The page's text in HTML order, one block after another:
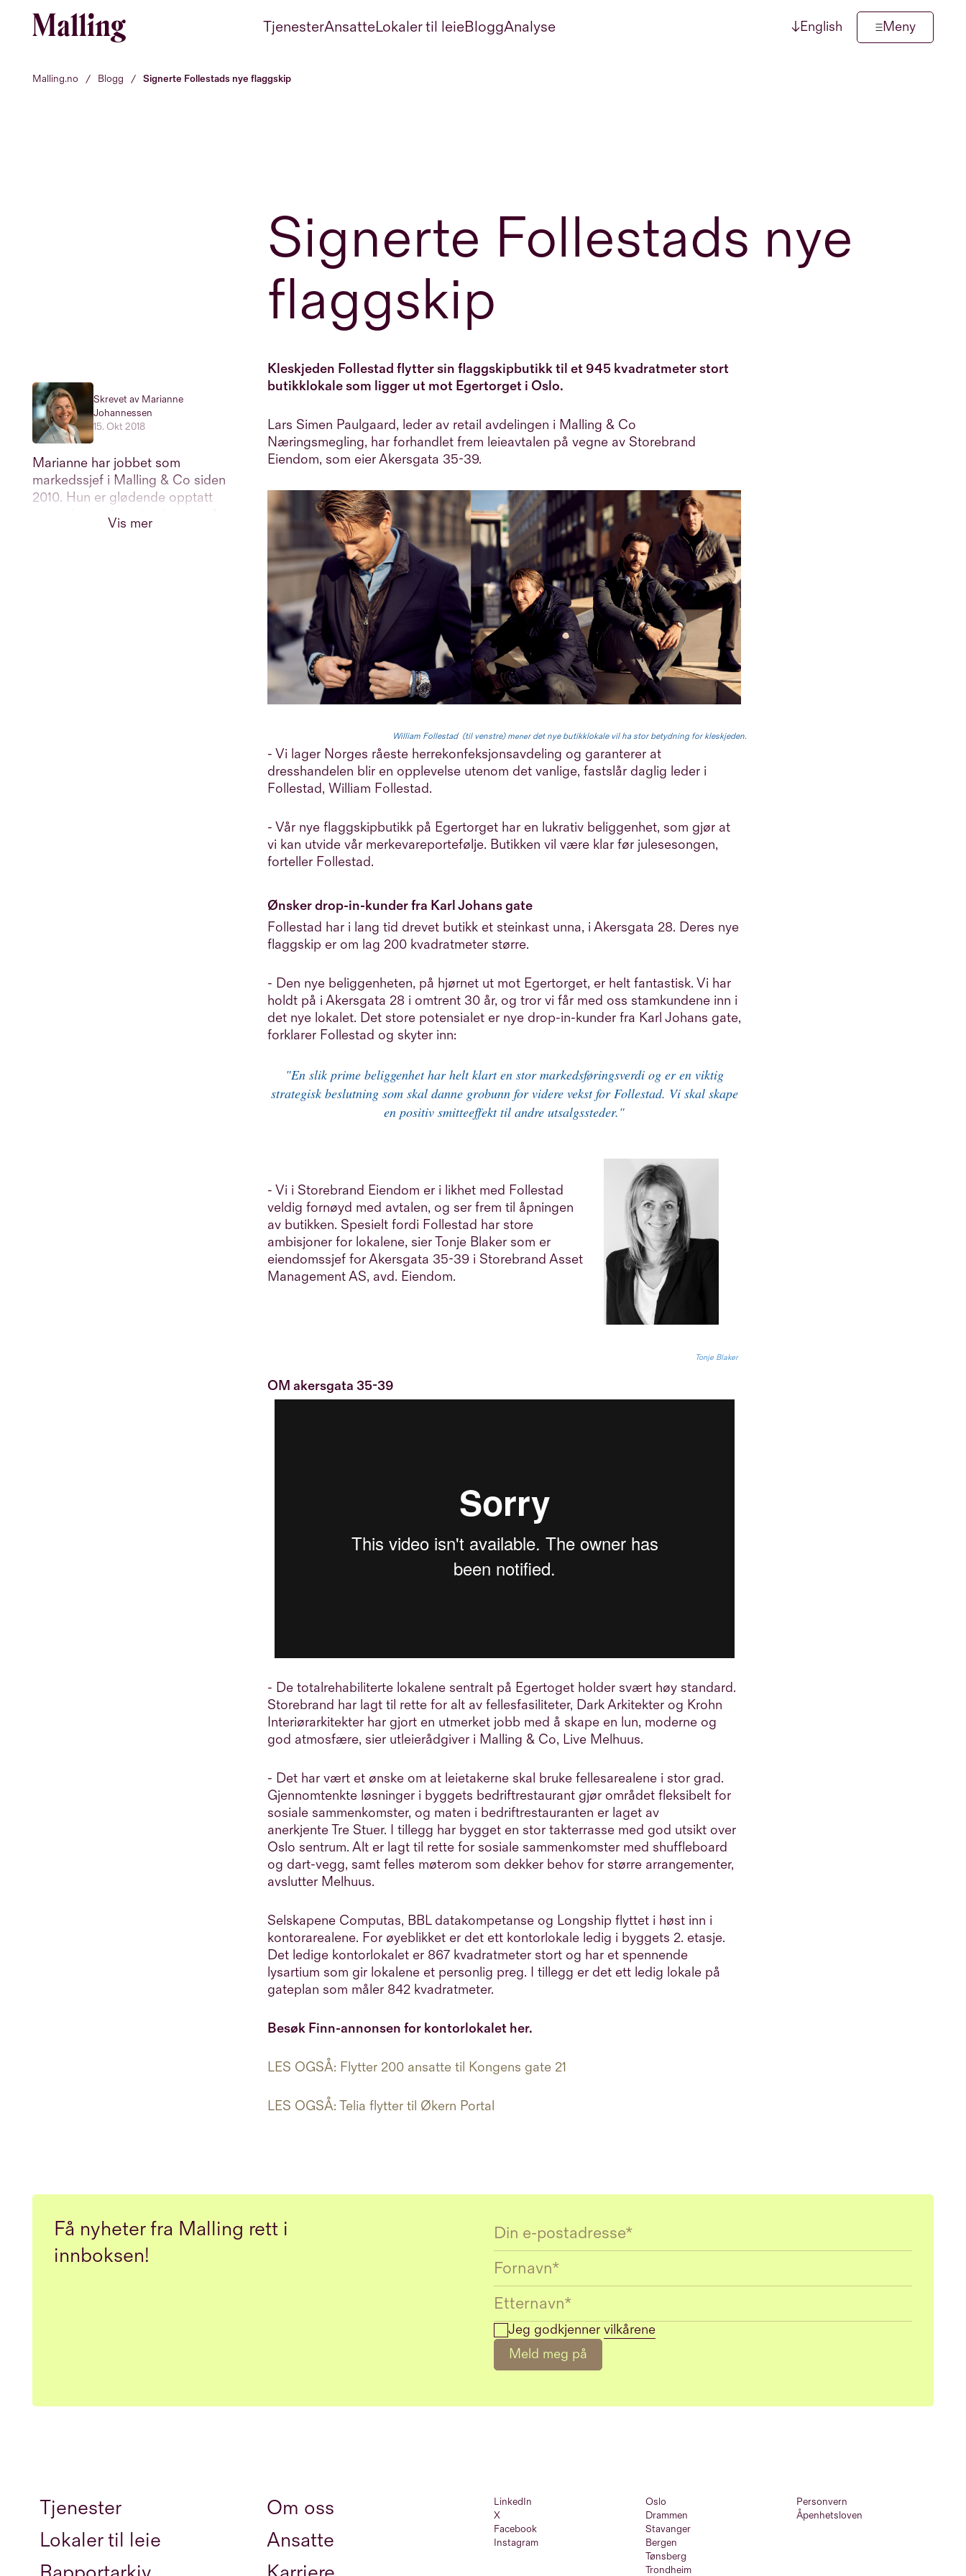
Hopp til innhold TjenesterAnsatteLokaler til leieBloggAnalyse ↓English Meny
Malling.no / Blogg / Signerte Follestads nye flaggskip
Signerte Follestads nye
flaggskip
Skrevet av Marianne
Johannessen
15. Okt 2018
Marianne har jobbet som
markedssjef i Malling & Co siden
2010. Hun er glødende opptatt
av merkevarebygging basert på
samspillet mellom
Vis mer
Kleskjeden Follestad flytter sin flaggskipbutikk til et 945 kvadratmeter stort
butikklokale som ligger ut mot Egertorget i Oslo.
Lars Simen Paulgaard, leder av retail avdelingen i Malling & Co
Næringsmegling, har forhandlet frem leieavtalen på vegne av Storebrand
Eiendom, som eier Akersgata 35-39.
William Follestad (til venstre) mener det nye butikklokale vil ha stor betydning for kleskjeden.
-Vi lager Norges råeste herrekonfeksjonsavdeling og garanterer at
dresshandelen blir en opplevelse utenom det vanlige, fastslår daglig leder i
Follestad, William Follestad.
- Vår nye flaggskipbutikk på Egertorget har en lukrativ beliggenhet, som gjør at
vi kan utvide vår merkevareportefølje. Butikken vil være klar før julesesongen,
forteller Follestad.
Ønsker drop-in-kunder fra Karl Johans gate
Follestad har i lang tid drevet butikk et steinkast unna, i Akersgata 28. Deres nye
flaggskip er om lag 200 kvadratmeter større.
- Den nye beliggenheten, på hjørnet ut mot Egertorget, er helt fantastisk. Vi har
holdt på i Akersgata 28 i omtrent 30 år, og tror vi får med oss stamkundene inn i
det nye lokalet. Det store potensialet er nye drop-in-kunder fra Karl Johans gate,
forklarer Follestad og skyter inn:
"En slik prime beliggenhet har helt klart en stor markedsføringsverdi og er en viktig
strategisk beslutning som skal danne grobunn for videre vekst for Follestad. Vi skal skape
en positiv smitteeffekt til andre utsalgssteder."
Tonje Blaker
- Vi i Storebrand Eiendom er i likhet med Follestad
veldig fornøyd med avtalen, og ser frem til åpningen
av butikken. Spesielt fordi Follestad har store
ambisjoner for lokalene, sier Tonje Blaker som er
eiendomssjef for Akersgata 35-39 i Storebrand Asset
Management AS, avd. Eiendom.
OM akersgata 35-39
- De totalrehabiliterte lokalene sentralt på Egertoget holder svært høy standard.
Storebrand har lagt til rette for alt av fellesfasiliteter, Dark Arkitekter og Krohn
Interiørarkitekter har gjort en utmerket jobb med å skape en lun, moderne og
god atmosfære, sier utleierådgiver i Malling & Co, Live Melhuus.
- Det har vært et ønske om at leietakerne skal bruke fellesarealene i stor grad.
Gjennomtenkte løsninger i byggets bedriftrestaurant gjør området fleksibelt for
sosiale sammenkomster, og maten i bedriftrestauranten er laget av
anerkjenteTre Stuer. I tillegg har bygget en stor takterrasse med god utsikt over
Oslo sentrum. Alt er lagt til rette for sosiale sammenkomster med shuffleboard
og dart-vegg, samt felles møterom som dekker behov for større arrangementer,
avslutter Melhuus.
Selskapene Computas, BBL datakompetanse og Longship flyttet i høst inn i
kontorarealene. For øyeblikket er det ett kontorlokale ledig i byggets 2. etasje.
Det ledige kontorlokalet er 867 kvadratmeter stort og har et spennende
lysartium som gir lokalene et personlig preg. I tillegg er det ett ledig lokale på
gateplan som måler 842 kvadratmeter.
Besøk Finn-annonsen for kontorlokalet her.
LES OGSÅ: Flytter 200 ansatte til Kongens gate 21
LES OGSÅ: Telia flytter til Økern Portal
Få nyheter fra Malling rett i
innboksen!
Email
Jeg godkjenner vilkårene
Meld meg på
Tjenester
Om oss
Lokaler til leie
Ansatte
LinkedIn
X
Facebook
Instagram
Oslo
Drammen
Stavanger
Bergen
Tønsberg
Trondheim
Personvern
Åpenhetsloven